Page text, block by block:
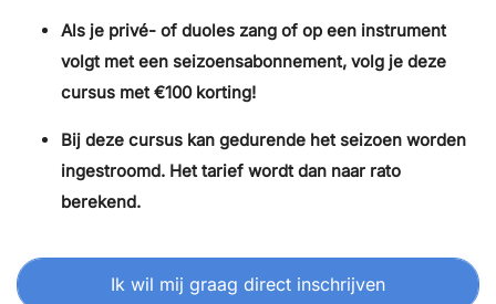
Als je privé- of duoles zang of op een instrument
volgt met een seizoensabonnement, volg je deze
cursus met €100 korting!
Bij deze cursus kan gedurende het seizoen worden
ingestroomd. Het tarief wordt dan naar rato
berekend.
Ik wil mij graag direct inschrijven